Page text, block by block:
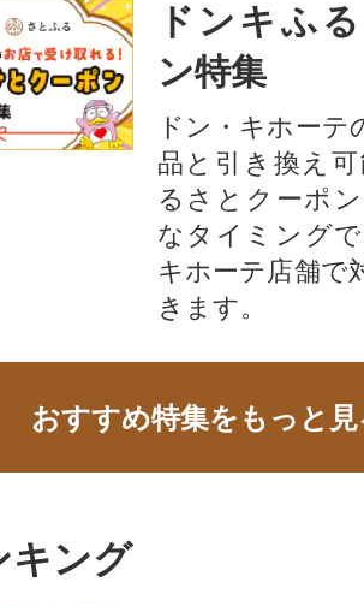
ドンキふ
ン特集
ドン・キホーテ
品と引き換え
るさとクーポ
なタイミング
キホーテ店舗で
きます。
おすすめ特集をもっと
キング